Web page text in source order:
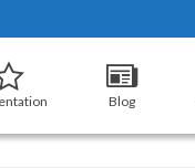
Blog